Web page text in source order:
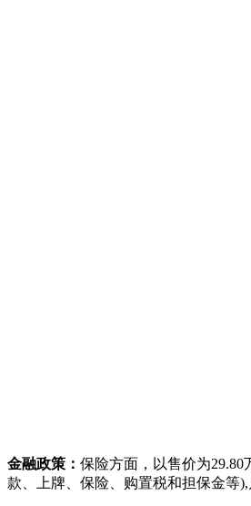
金融政策： 保险方面，以售价为29.80
款、上牌、保险、购置税和担保金等